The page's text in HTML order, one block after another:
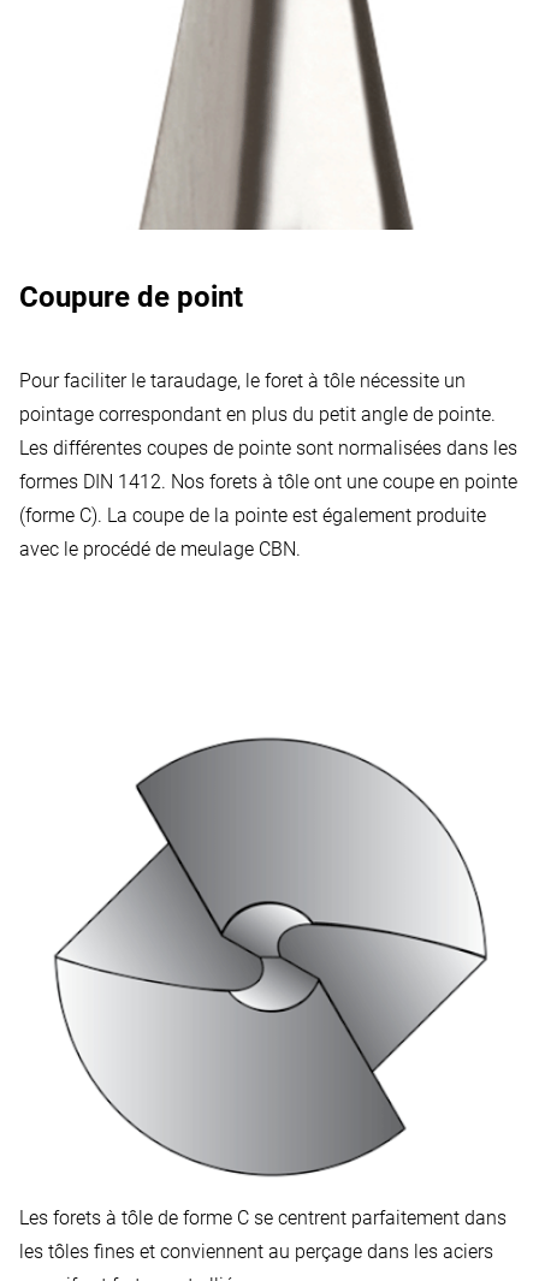
Coupure de point
Pour faciliter le taraudage, le foret à tôle nécessite un
pointage correspondant en plus du petit angle de pointe.
Les différentes coupes de pointe sont normalisées dans les
formes DIN 1412. Nos forets à tôle ont une coupe en pointe
(forme C). La coupe de la pointe est également produite
avec le procédé de meulage CBN.
Les forets à tôle de forme C se centrent parfaitement dans
les tôles fines et conviennent au perçage dans les aciers